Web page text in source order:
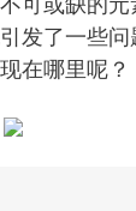
可或缺的元
发了一些
在哪里呢？